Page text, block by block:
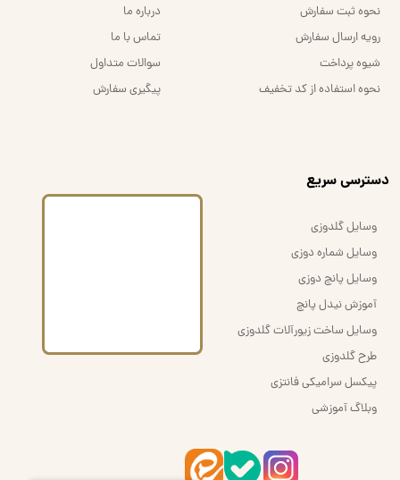
نحوه ثبت سفارش
رویه ارسال سفارش
شیوه پرداخت
نحوه استفاده از کد تخفیف
درباره ما
تماس با ما
سوالات متداول
پیگیری سفارش
​دسترسی سریع
وسایل گلدوزی
وسایل شماره دوزی
وسایل پانچ دوزی
آموزش نیدل پانچ
وسایل ساخت زیورآلات گلدوزی
طرح گلدوزی
پیکسل سرامیکی فانتزی
وبلاگ آموزشی